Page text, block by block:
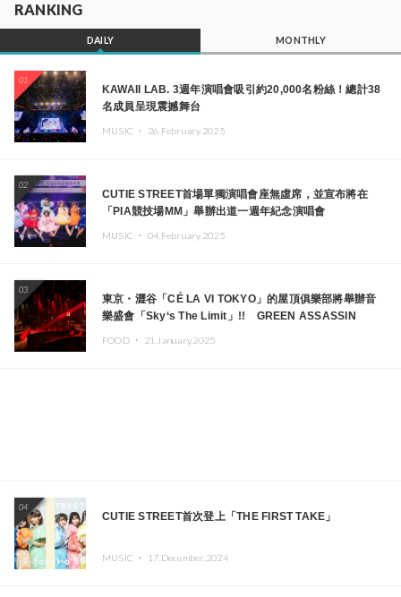
RANKING
DAILY MONTHLY
01
KAWAII LAB. 3週年演唱會吸引約20,000名粉絲！總計38
名成員呈現震撼舞台
MUSIC ・ 26.February.2025
02
CUTIE STREET首場單獨演唱會座無虛席，並宣布將在
「PIA競技場MM」舉辦出道一週年紀念演唱會
MUSIC ・ 04.February.2025
03
東京・澀谷「CÉ LA VI TOKYO」的屋頂俱樂部將舉辦音
樂盛會「Sky‘s The Limit」!! GREEN ASSASSIN
FOOD ・ 21.January.2025
04
CUTIE STREET首次登上「THE FIRST TAKE」
MUSIC ・ 17.December.2024